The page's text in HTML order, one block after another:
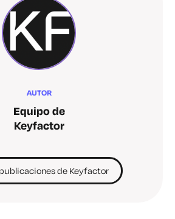
AUTOR
Equipo de
Keyfactor
de Keyfactor